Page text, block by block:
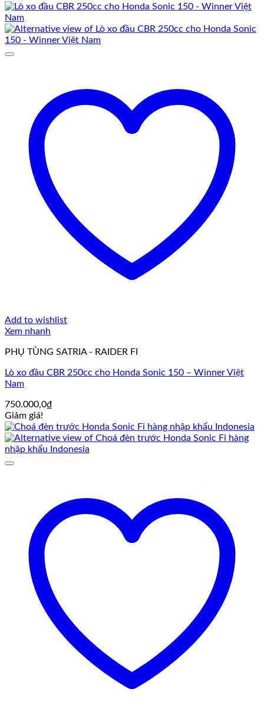
Add to wishlist
Xem nhanh
PHỤ TÙNG SATRIA - RAIDER FI
Lò xo đầu CBR 250cc cho Honda Sonic 150 – Winner Việt
Nam
750.000,0₫
Giảm giá!